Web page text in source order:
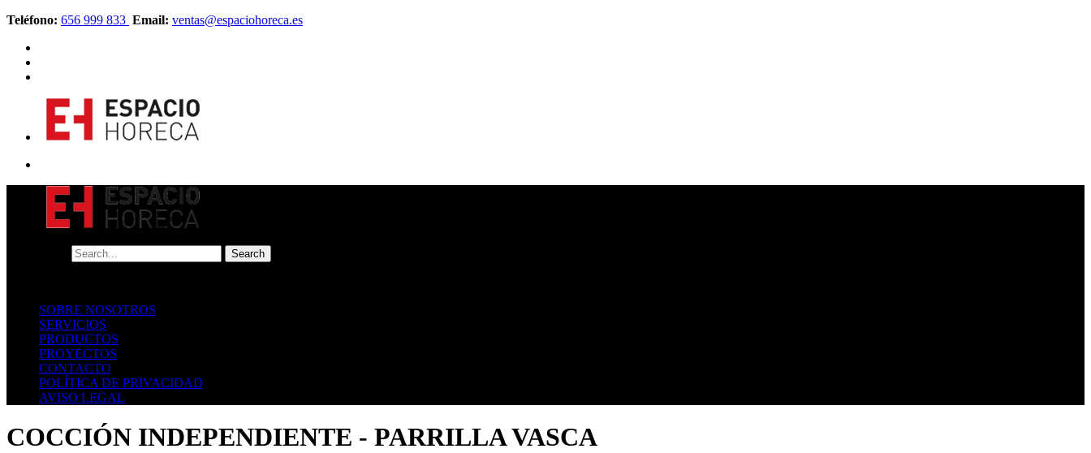
Teléfono: 656 999 833 Email: ventas@espaciohoreca.es
SOBRE NOSOTROS
SERVICIOS
PRODUCTOS
PROYECTOS
CONTACTO
POLÍTICA DE PRIVACIDAD
AVISO LEGAL
COCCIÓN INDEPENDIENTE - PARRILLA VASCA